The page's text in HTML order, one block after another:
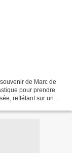
de Marc de
pour prendre
reflétant sur un